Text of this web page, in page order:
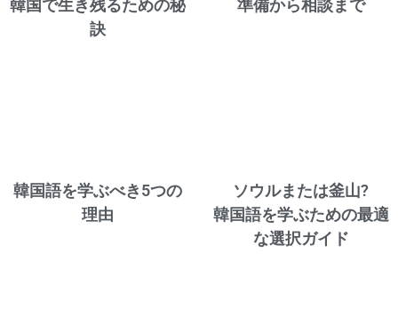
韓国で生き残るための秘
訣
準備から相談まで
韓国語を学ぶべき5つの
理由
ソウルまたは釜山?
韓国語を学ぶための最適
な選択ガイド